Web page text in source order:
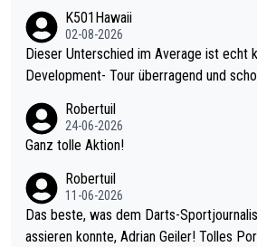
K501Hawaii
02-08-2026
Dieser Unterschied im Average ist echt krass! 111+
Development- Tour überragend und
mal 40+ erst recht. Da gewinnst keinen Blumentopf - ist ja noc
h krasser wie ein Pokalspiel eines Kreisligisten vs einem Bund
Robertuil
24-06-2026
Ganz tolle Aktion!
Robertuil
11-06-2026
Das beste, was dem Darts-
assieren konnte, Adrian Geiler! Tolles